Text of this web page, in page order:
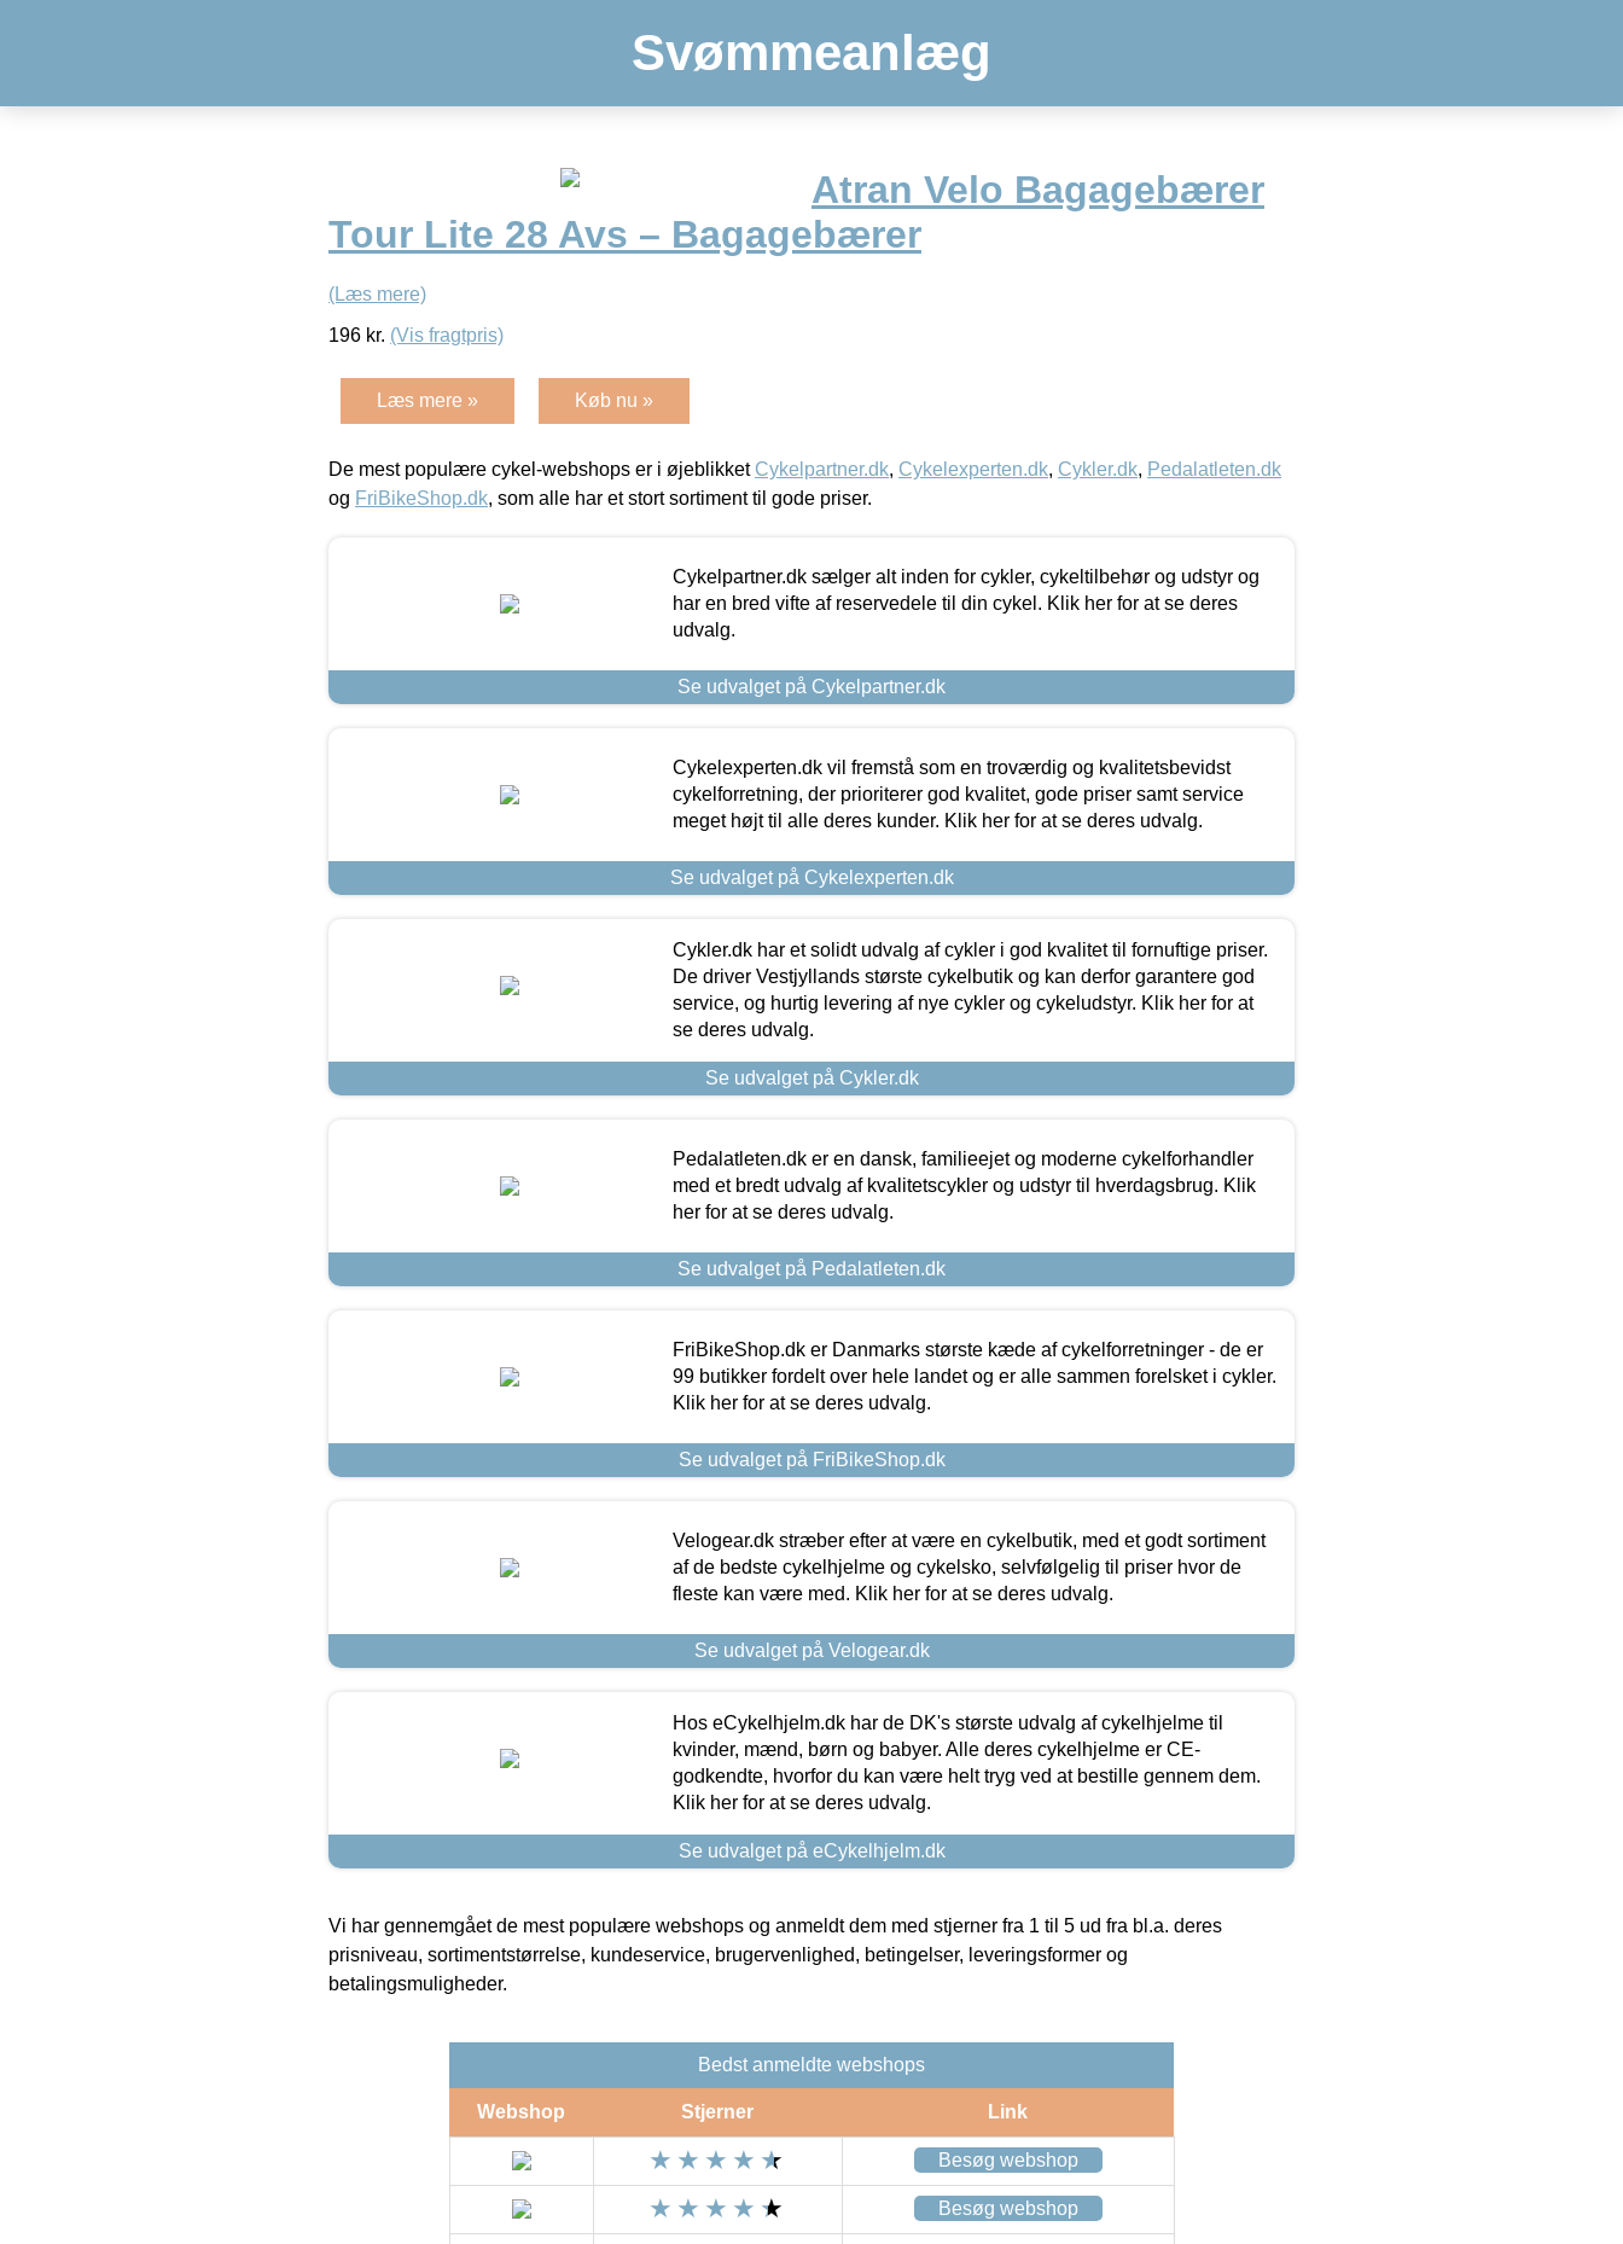
Svømmeanlæg
Atran Velo Bagagebærer
Tour Lite 28 Avs – Bagagebærer
(Læs mere)
196 kr. (Vis fragtpris)
Læs mere » Køb nu »
De mest populære cykel-webshops er i øjeblikket Cykelpartner.dk, Cykelexperten.dk, Cykler.dk, Pedalatleten.dk
og FriBikeShop.dk, som alle har et stort sortiment til gode priser.
Cykelpartner.dk sælger alt inden for cykler, cykeltilbehør og udstyr og
har en bred vifte af reservedele til din cykel. Klik her for at se deres
udvalg.
Se udvalget på Cykelpartner.dk
Cykelexperten.dk vil fremstå som en troværdig og kvalitetsbevidst
cykelforretning, der prioriterer god kvalitet, gode priser samt service
meget højt til alle deres kunder. Klik her for at se deres udvalg.
Se udvalget på Cykelexperten.dk
Cykler.dk har et solidt udvalg af cykler i god kvalitet til fornuftige priser.
De driver Vestjyllands største cykelbutik og kan derfor garantere god
service, og hurtig levering af nye cykler og cykeludstyr. Klik her for at
se deres udvalg.
Se udvalget på Cykler.dk
Pedalatleten.dk er en dansk, familieejet og moderne cykelforhandler
med et bredt udvalg af kvalitetscykler og udstyr til hverdagsbrug. Klik
her for at se deres udvalg.
Se udvalget på Pedalatleten.dk
FriBikeShop.dk er Danmarks største kæde af cykelforretninger - de er
99 butikker fordelt over hele landet og er alle sammen forelsket i cykler.
Klik her for at se deres udvalg.
Se udvalget på FriBikeShop.dk
Velogear.dk stræber efter at være en cykelbutik, med et godt sortiment
af de bedste cykelhjelme og cykelsko, selvfølgelig til priser hvor de
fleste kan være med. Klik her for at se deres udvalg.
Se udvalget på Velogear.dk
Hos eCykelhjelm.dk har de DK's største udvalg af cykelhjelme til
kvinder, mænd, børn og babyer. Alle deres cykelhjelme er CE-
godkendte, hvorfor du kan være helt tryg ved at bestille gennem dem.
Klik her for at se deres udvalg.
Se udvalget på eCykelhjelm.dk
Vi har gennemgået de mest populære webshops og anmeldt dem med stjerner fra 1 til 5 ud fra bl.a. deres
prisniveau, sortimentstørrelse, kundeservice, brugervenlighed, betingelser, leveringsformer og
betalingsmuligheder.
Bedst anmeldte webshops
Webshop Stjerner Link
Besøg webshop
Besøg webshop